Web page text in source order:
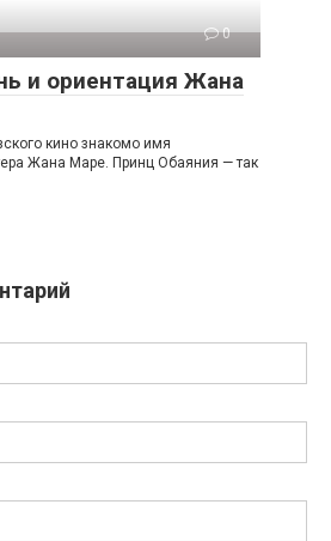
0
и ориентация Жана
кино знакомо имя
Жана Маре. Принц Обаяния — так